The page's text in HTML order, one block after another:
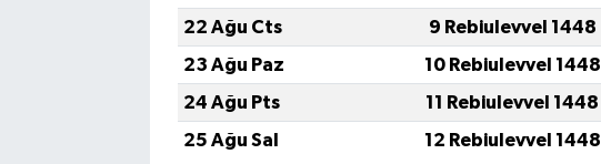
22 Ağu Cts
9 Rebiulevvel 1448
23 Ağu Paz
10 Rebiulevvel 1448
24 Ağu Pts
11 Rebiulevvel 1448
25 Ağu Sal
12 Rebiulevvel 1448